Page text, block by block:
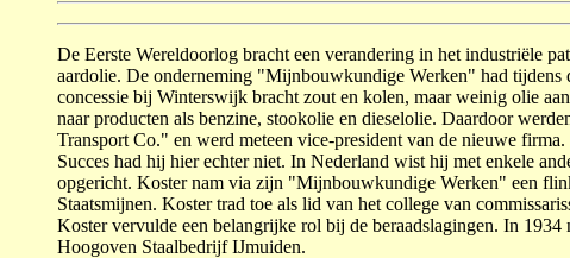
De Eerste Wereldoorlog bracht een verandering in het in­dus­triële
aardolie. De onderneming "Mijnbouw­kun­dige Werken" had tijdens
concessie bij Winterswijk bracht zout en kolen, maar weinig olie
naar pro­ducten als benzine, stookolie en diesel­olie. Daardoor
Transport Co." en werd meteen vice-presi­dent van de nieuwe
Succes had hij hier echter niet. In Neder­land wist hij met enkele
opgericht. Koster nam via zijn "Mijnbouwkundige Wer­ken" een
Staatsmijnen. Koster trad toe als lid van het college van
Koster vervulde een belangrijke rol bij de beraadslagingen. In
Hoogoven Staalbedrijf IJmuiden.